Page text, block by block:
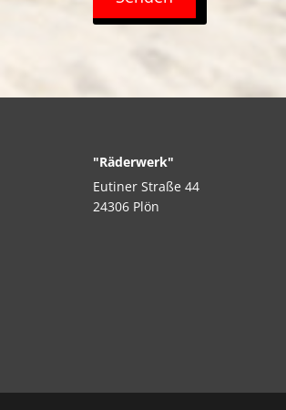
"Räderwerk"
Eutiner Straße 44
24306 Plön